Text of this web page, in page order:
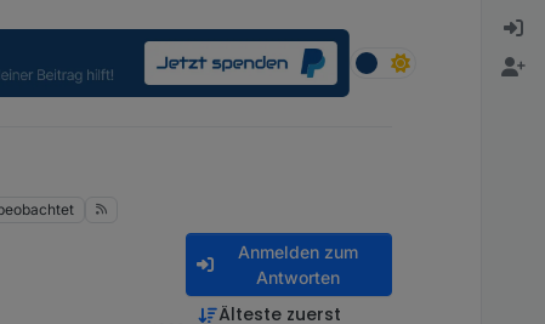
Anmelden zum
Antworten
Älteste zuerst